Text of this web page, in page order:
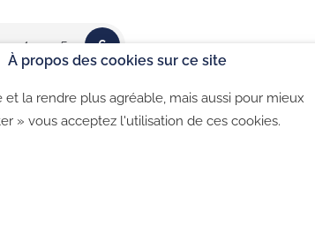
4 5 6
- CGV - Politique de confidentialité - Politique
À propos des cookies sur ce site
la rendre plus agréable, mais aussi pour mieux
» vous acceptez l'utilisation de ces cookies.